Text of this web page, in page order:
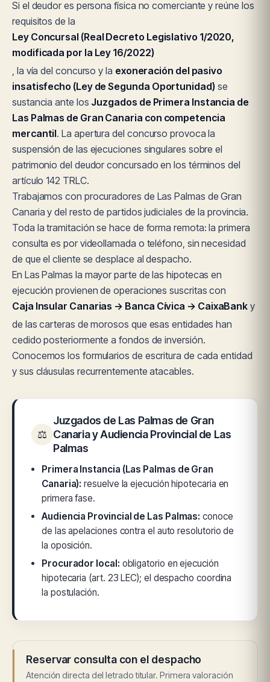
Si el deudor es persona física no comerciante y reúne los
requisitos de la
Ley Concursal (Real Decreto Legislativo 1/2020,
modificada por la Ley 16/2022)
, la vía del concurso y la exoneración del pasivo
insatisfecho (Ley de Segunda Oportunidad) se
sustancia ante los Juzgados de Primera Instancia de
Las Palmas de Gran Canaria con competencia
mercantil. La apertura del concurso provoca la
suspensión de las ejecuciones singulares sobre el
patrimonio del deudor concursado en los términos del
artículo 142 TRLC.
Trabajamos con procuradores de Las Palmas de Gran
Canaria y del resto de partidos judiciales de la provincia.
Toda la tramitación se hace de forma remota: la primera
consulta es por videollamada o teléfono, sin necesidad
de que el cliente se desplace al despacho.
En Las Palmas la mayor parte de las hipotecas en
ejecución provienen de operaciones suscritas con
Caja Insular Canarias → Banca Cívica → CaixaBank y
de las carteras de morosos que esas entidades han
cedido posteriormente a fondos de inversión.
Conocemos los formularios de escritura de cada entidad
y sus cláusulas recurrentemente atacables.
⚖
Juzgados de Las Palmas de Gran
Canaria y Audiencia Provincial de Las
Palmas
Primera Instancia (Las Palmas de Gran
Canaria): resuelve la ejecución hipotecaria en
primera fase.
Audiencia Provincial de Las Palmas: conoce
de las apelaciones contra el auto resolutorio de
la oposición.
Procurador local: obligatorio en ejecución
hipotecaria (art. 23 LEC); el despacho coordina
la postulación.
Reservar consulta con el despacho
Atención directa del letrado titular. Primera valoración